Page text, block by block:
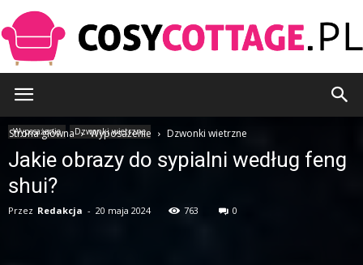
Strona główna Wyposażenie Dzwonki wietrzne
Wyposażenie Dzwonki wietrzne
Jakie obrazy do sypialni według feng
shui?
Przez Redakcja - 20 maja 2024 763 0